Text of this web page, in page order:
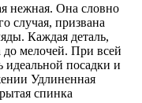
нежная. Она словно
случая, призвана
Каждая деталь,
мелочей. При всей
посадки и
Удлиненная
спинка